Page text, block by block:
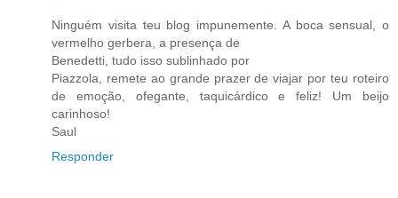
Ninguém visita teu blog impunemente. A boca sensual, o
vermelho gerbera, a presença de
Benedetti, tudo isso sublinhado por
Piazzola, remete ao grande prazer de viajar por teu roteiro
de emoção, ofegante, taquicárdico e feliz! Um beijo
carinhoso!
Saul
Responder